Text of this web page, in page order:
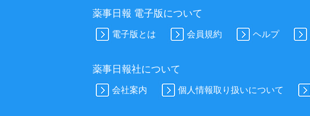
薬事日報 電子版について
電子版とは 会員規約 ヘルプ
薬事日報社について
会社案内 個人情報取り扱いについて